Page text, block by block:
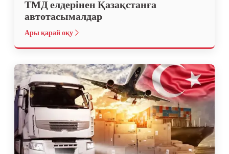
ТМД елдерінен Қазақстанға
автотасымалдар
Ары қарай оқу